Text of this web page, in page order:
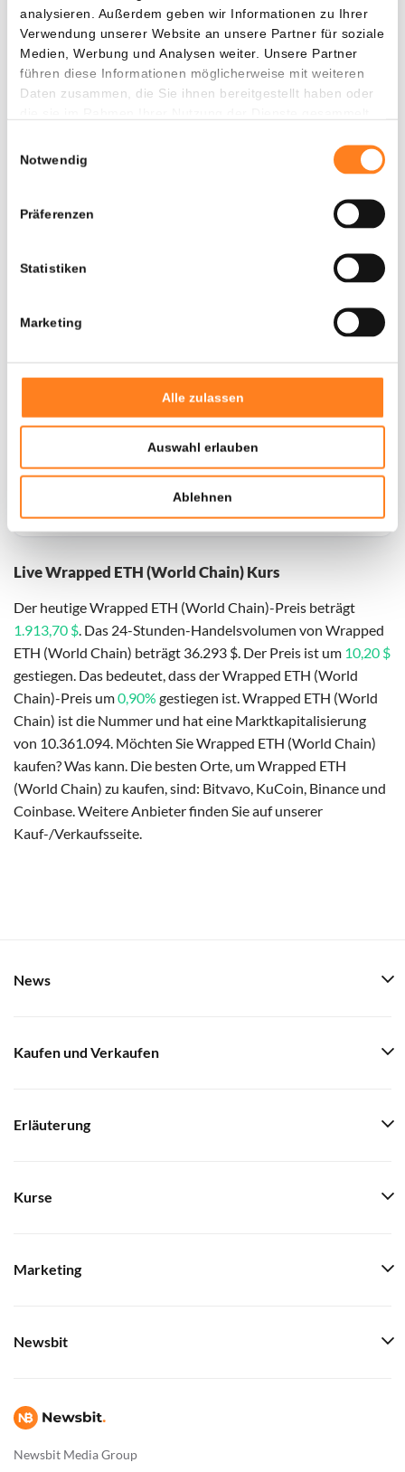
analysieren. Außerdem geben wir Informationen zu Ihrer
Verwendung unserer Website an unsere Partner für soziale
Medien, Werbung und Analysen weiter. Unsere Partner
führen diese Informationen möglicherweise mit weiteren
Daten zusammen, die Sie ihnen bereitgestellt haben oder
Notwendig
Präferenzen
Statistiken
Marketing
Alle zulassen
Auswahl erlauben
Ablehnen
Live Wrapped ETH (World Chain) Kurs
Der heutige Wrapped ETH (World Chain)-Preis beträgt
1.913,70 $. Das 24-Stunden-Handelsvolumen von Wrapped
ETH (World Chain) beträgt 36.293 $. Der Preis ist um 10,20 $
gestiegen. Das bedeutet, dass der Wrapped ETH (World
Chain)-Preis um0,90% gestiegen ist. Wrapped ETH (World
Chain) ist die Nummer und hat eine Marktkapitalisierung
von 10.361.094. Möchten Sie Wrapped ETH (World Chain)
kaufen? Was kann. Die besten Orte, um Wrapped ETH
(World Chain) zu kaufen, sind: Bitvavo, KuCoin, Binance und
Coinbase. Weitere Anbieter finden Sie auf unserer
Kauf-/Verkaufsseite.
verschillende cryptocurrencies.
Hätte investiert In
Jede Seit
Gesamtwert
FürWrapped ETH (World Chain)haben wir historische
, das hypothetische erste
Investitionsdatum wurde entsprechend angepasst.
Newsbit Media Group
News
Kaufen und Verkaufen
Erläuterung
Kurse
Marketing
Newsbit